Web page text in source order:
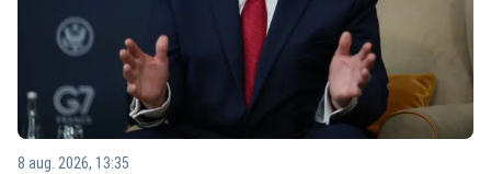
8 aug. 2026, 13:35